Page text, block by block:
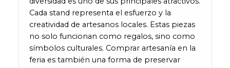
Cada stand representa el esfuerzo y la
creatividad de artesanos locales. Estas piezas
no solo funcionan como regalos, sino como
símbolos culturales. Comprar artesanía en la
feria es también una forma de preservar